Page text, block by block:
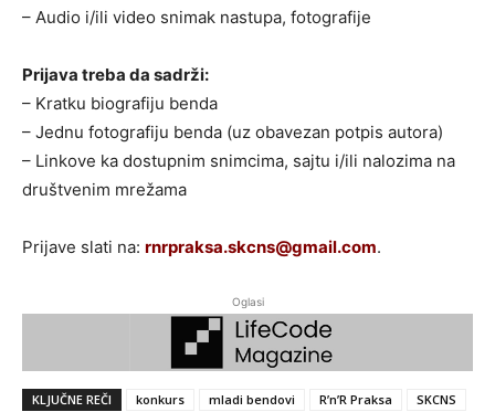
– Audio i/ili video snimak nastupa, fotografije
Prijava treba da sadrži:
– Kratku biografiju benda
– Jednu fotografiju benda (uz obavezan potpis autora)
– Linkove ka dostupnim snimcima, sajtu i/ili nalozima na
društvenim mrežama
Prijave slati na: rnrpraksa.skcns@gmail.com.
Oglasi
KLJUČNE REČI konkurs mladi bendovi R’n’R Praksa SKCNS